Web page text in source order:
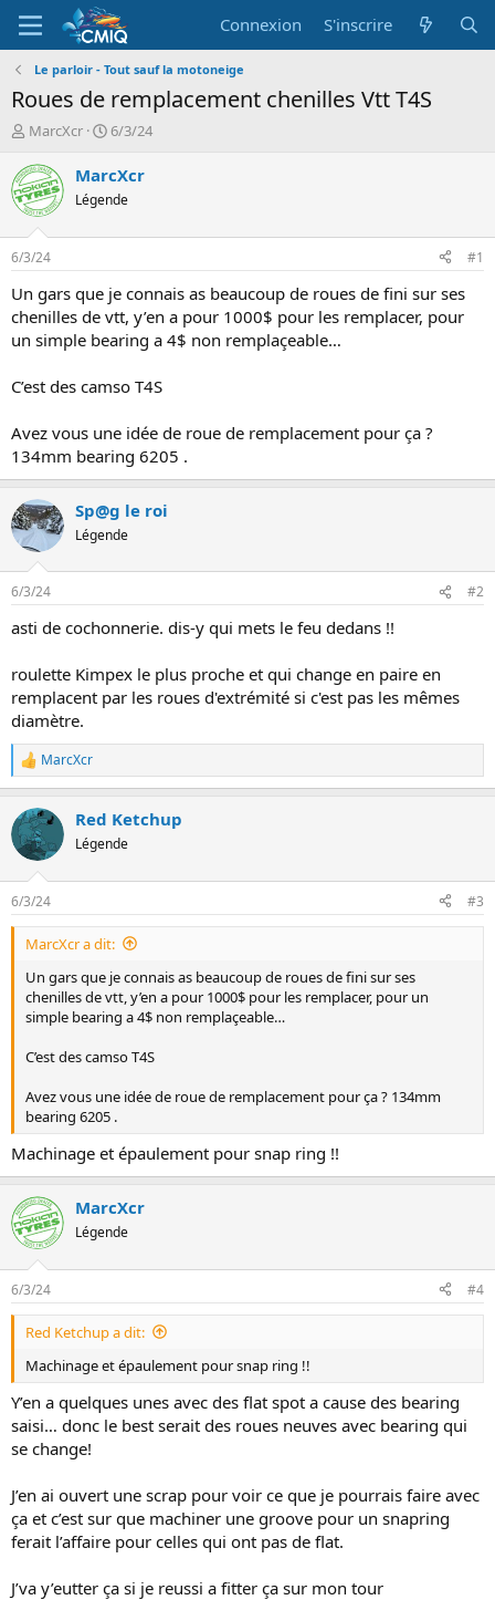
Connexion S'inscrire
Le parloir - Tout sauf la motoneige
Roues de remplacement chenilles Vtt T4S
A
t
e
u
r
d
e
l
d
i
c
s
s
i
n
MarcXcr
D
t
d
é
b
u
t
6/3/24
MarcXcr
Légende
6/3/24 #1
Un gars que je connais as beaucoup de roues de fini sur ses
chenilles de vtt, y’en a pour 1000$ pour les remplacer, pour
un simple bearing a 4$ non remplaçeable…
C’est des camso T4S
Avez vous une idée de roue de remplacement pour ça ?
134mm bearing 6205 .
Sp@g le roi
Légende
6/3/24 #2
asti de cochonnerie. dis-y qui mets le feu dedans !!
roulette Kimpex le plus proche et qui change en paire en
remplacent par les roues d'extrémité si c'est pas les mêmes
diamètre.
L
e
r
é
a
i
o
MarcXcr
Red Ketchup
Légende
6/3/24 #3
MarcXcr a dit:
Un gars que je connais as beaucoup de roues de fini sur ses
chenilles de vtt, y’en a pour 1000$ pour les remplacer, pour un
simple bearing a 4$ non remplaçeable…
C’est des camso T4S
Avez vous une idée de roue de remplacement pour ça ? 134mm
bearing 6205 .
Machinage et épaulement pour snap ring !!
MarcXcr
Légende
6/3/24 #4
Red Ketchup a dit:
Machinage et épaulement pour snap ring !!
Y’en a quelques unes avec des flat spot a cause des bearing
saisi… donc le best serait des roues neuves avec bearing qui
se change!
J’en ai ouvert une scrap pour voir ce que je pourrais faire avec
ça et c’est sur que machiner une groove pour un snapring
ferait l’affaire pour celles qui ont pas de flat.
J’va y’eutter ça si je reussi a fitter ça sur mon tour